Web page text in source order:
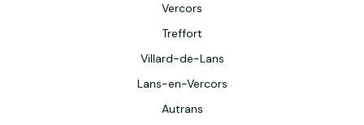
Vercors
Treffort
Villard-de-Lans
Lans-en-Vercors
Autrans